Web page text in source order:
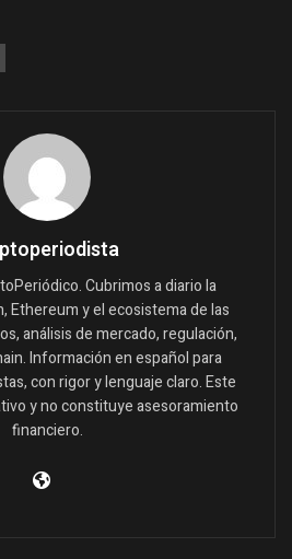
Cubrimos a diario la
Ethereum y el ecosistema de las
análisis de mercado, regulación,
Información en español para
con rigor y lenguaje claro. Este
y no constituye asesoramiento
financiero.